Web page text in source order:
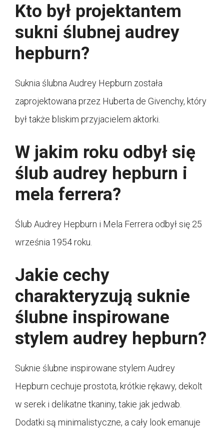
Kto był projektantem
sukni ślubnej audrey
hepburn?
Suknia ślubna Audrey Hepburn została
zaprojektowana przez Huberta de Givenchy, który
był także bliskim przyjacielem aktorki.
W jakim roku odbył się
ślub audrey hepburn i
mela ferrera?
Ślub Audrey Hepburn i Mela Ferrera odbył się 25
września 1954 roku.
Jakie cechy
charakteryzują suknie
ślubne inspirowane
stylem audrey hepburn?
Suknie ślubne inspirowane stylem Audrey
Hepburn cechuje prostota, krótkie rękawy, dekolt
w serek i delikatne tkaniny, takie jak jedwab.
Dodatki są minimalistyczne, a cały look emanuje